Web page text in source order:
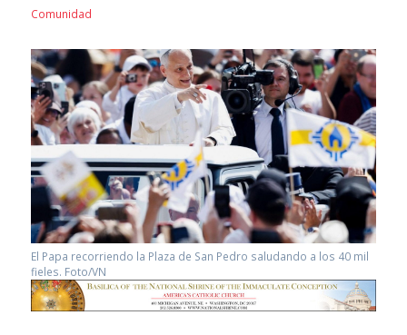
Comunidad
El Papa recorriendo la Plaza de San Pedro saludando a los 40 mil
fieles. Foto/VN